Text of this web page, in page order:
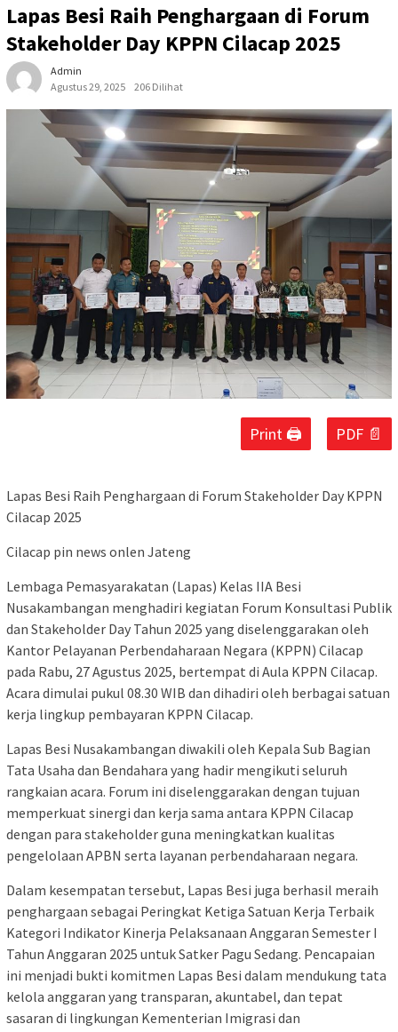
Lapas Besi Raih Penghargaan di Forum
Stakeholder Day KPPN Cilacap 2025
Admin
Agustus 29, 2025
206 Dilihat
Print 🖨 PDF 📄
Lapas Besi Raih Penghargaan di Forum Stakeholder Day KPPN
Cilacap 2025
Cilacap pin news onlen Jateng
Lembaga Pemasyarakatan (Lapas) Kelas IIA Besi
Nusakambangan menghadiri kegiatan Forum Konsultasi Publik
dan Stakeholder Day Tahun 2025 yang diselenggarakan oleh
Kantor Pelayanan Perbendaharaan Negara (KPPN) Cilacap
pada Rabu, 27 Agustus 2025, bertempat di Aula KPPN Cilacap.
Acara dimulai pukul 08.30 WIB dan dihadiri oleh berbagai satuan
kerja lingkup pembayaran KPPN Cilacap.
Lapas Besi Nusakambangan diwakili oleh Kepala Sub Bagian
Tata Usaha dan Bendahara yang hadir mengikuti seluruh
rangkaian acara. Forum ini diselenggarakan dengan tujuan
memperkuat sinergi dan kerja sama antara KPPN Cilacap
dengan para stakeholder guna meningkatkan kualitas
pengelolaan APBN serta layanan perbendaharaan negara.
Dalam kesempatan tersebut, Lapas Besi juga berhasil meraih
penghargaan sebagai Peringkat Ketiga Satuan Kerja Terbaik
Kategori Indikator Kinerja Pelaksanaan Anggaran Semester I
Tahun Anggaran 2025 untuk Satker Pagu Sedang. Pencapaian
ini menjadi bukti komitmen Lapas Besi dalam mendukung tata
kelola anggaran yang transparan, akuntabel, dan tepat
sasaran di lingkungan Kementerian Imigrasi dan